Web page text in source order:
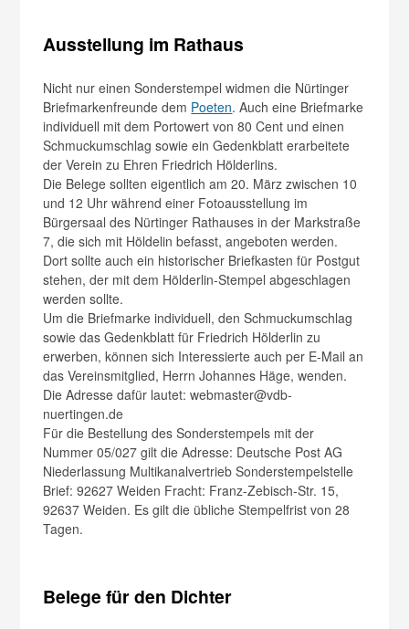
Ausstellung im Rathaus
Nicht nur einen Sonderstempel widmen die Nürtinger
Briefmarkenfreunde dem Poeten. Auch eine Briefmarke
individuell mit dem Portowert von 80 Cent und einen
Schmuckumschlag sowie ein Gedenkblatt erarbeitete
der Verein zu Ehren Friedrich Hölderlins.
Die Belege sollten eigentlich am 20. März zwischen 10
und 12 Uhr während einer Fotoausstellung im
Bürgersaal des Nürtinger Rathauses in der Markstraße
7, die sich mit Höldelin befasst, angeboten werden.
Dort sollte auch ein historischer Briefkasten für Postgut
stehen, der mit dem Hölderlin-Stempel abgeschlagen
werden sollte.
Um die Briefmarke individuell, den Schmuckumschlag
sowie das Gedenkblatt für Friedrich Hölderlin zu
erwerben, können sich Interessierte auch per E-Mail an
das Vereinsmitglied, Herrn Johannes Häge, wenden.
Die Adresse dafür lautet: webmaster@vdb-
nuertingen.de
Für die Bestellung des Sonderstempels mit der
Nummer 05/027 gilt die Adresse: Deutsche Post AG
Niederlassung Multikanalvertrieb Sonderstempelstelle
Brief: 92627 Weiden Fracht: Franz-Zebisch-Str. 15,
92637 Weiden. Es gilt die übliche Stempelfrist von 28
Tagen.
Belege für den Dichter